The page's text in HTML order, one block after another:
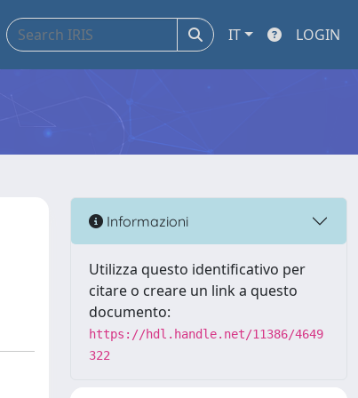
IT LOGIN
Informazioni
Utilizza questo identificativo per
citare o creare un link a questo
documento:
https://hdl.handle.net/11386/4649
322